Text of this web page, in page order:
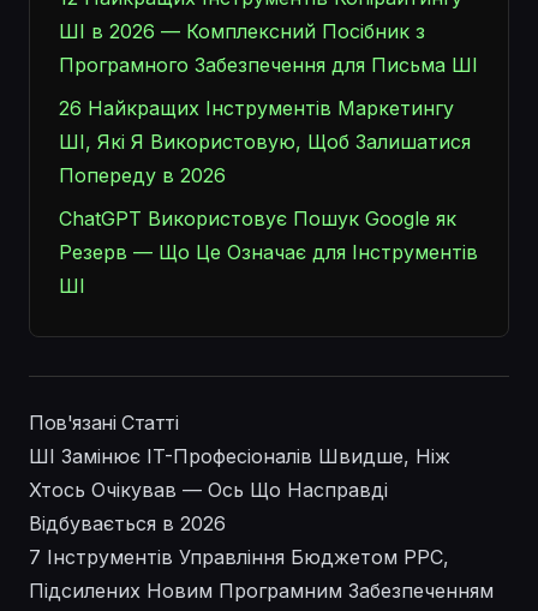
ШІ в 2026 — Комплексний Посібник з
Програмного Забезпечення для Письма ШІ
26 Найкращих Інструментів Маркетингу
ШІ, Які Я Використовую, Щоб Залишатися
Попереду в 2026
ChatGPT Використовує Пошук Google як
Резерв — Що Це Означає для Інструментів
ШІ
Пов'язані Статті
ШІ Замінює IT-Професіоналів Швидше, Ніж
Хтось Очікував — Ось Що Насправді
Відбувається в 2026
7 Інструментів Управління Бюджетом PPC,
Підсилених Новим Програмним Забезпеченням